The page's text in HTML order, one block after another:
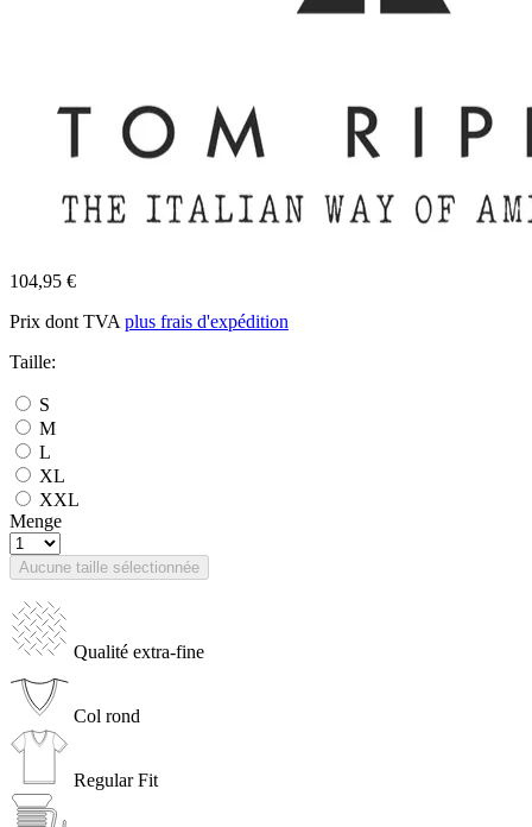
104,95 €
Prix dont TVA plus frais d'expédition
Taille:
S
M
L
XL
XXL
Menge
Aucune taille sélectionnée
Qualité extra-fine
Col rond
Regular Fit